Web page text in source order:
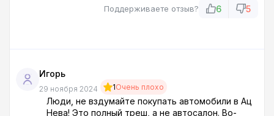
списком и проблемами при покупке автомобиля
Поддерживаете отзыв? 6 5
Игорь
29 ноября 2024 1Очень плохо
Люди, не вздумайте покупать автомобили в Ац
Нева! Это полный треш, а не автосалон. Во-